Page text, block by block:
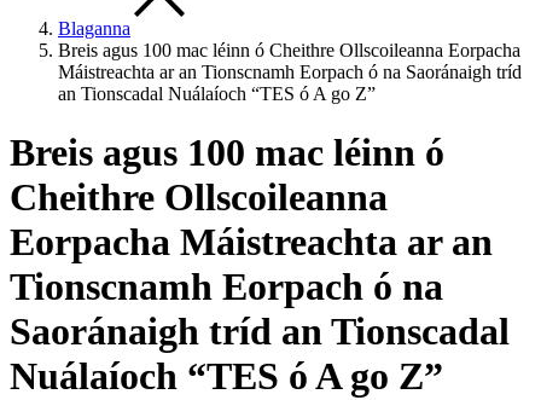
Blaganna
Breis agus 100 mac léinn ó Cheithre Ollscoileanna Eorpacha
Máistreachta ar an Tionscnamh Eorpach ó na Saoránaigh tríd
an Tionscadal Nuálaíoch “TES ó A go Z”
Breis agus 100 mac léinn ó
Cheithre Ollscoileanna
Eorpacha Máistreachta ar an
Tionscnamh Eorpach ó na
Saoránaigh tríd an Tionscadal
Nuálaíoch “TES ó A go Z”